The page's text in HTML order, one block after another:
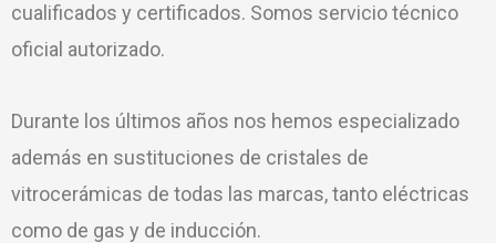
cualificados y certificados. Somos servicio técnico
oficial autorizado.
Durante los últimos años nos hemos especializado
además en sustituciones de cristales de
vitrocerámicas de todas las marcas, tanto eléctricas
como de gas y de inducción.